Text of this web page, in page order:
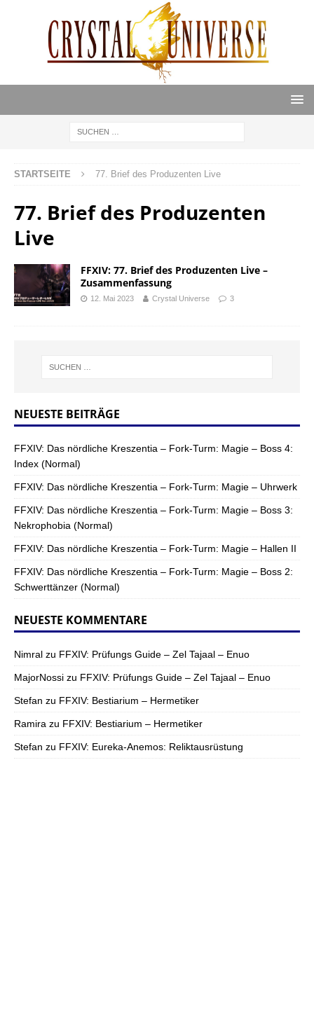
STARTSEITE 77. Brief des Produzenten Live
77. Brief des Produzenten
Live
FFXIV: 77. Brief des Produzenten Live –
Zusammenfassung
12. Mai 2023 Crystal Universe 3
NEUESTE BEITRÄGE
FFXIV: Das nördliche Kreszentia – Fork-Turm: Magie – Boss 4:
Index (Normal)
FFXIV: Das nördliche Kreszentia – Fork-Turm: Magie – Uhrwerk
FFXIV: Das nördliche Kreszentia – Fork-Turm: Magie – Boss 3:
Nekrophobia (Normal)
FFXIV: Das nördliche Kreszentia – Fork-Turm: Magie – Hallen II
FFXIV: Das nördliche Kreszentia – Fork-Turm: Magie – Boss 2:
Schwerttänzer (Normal)
NEUESTE KOMMENTARE
Nimral zu FFXIV: Prüfungs Guide – Zel Tajaal – Enuo
MajorNossi zu FFXIV: Prüfungs Guide – Zel Tajaal – Enuo
Stefan zu FFXIV: Bestiarium – Hermetiker
Ramira zu FFXIV: Bestiarium – Hermetiker
Stefan zu FFXIV: Eureka-Anemos: Reliktausrüstung